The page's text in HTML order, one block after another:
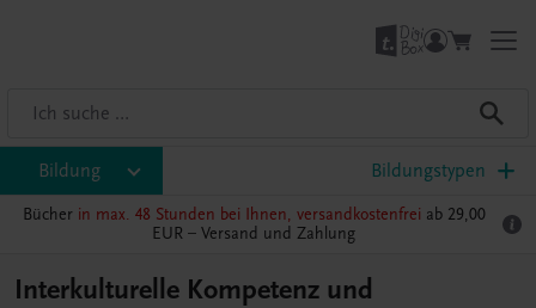
Bildung Bildungstypen
Bücher in max. 48 Stunden bei Ihnen, versandkostenfrei ab 29,00
EUR – Versand und Zahlung
Interkulturelle Kompetenz und